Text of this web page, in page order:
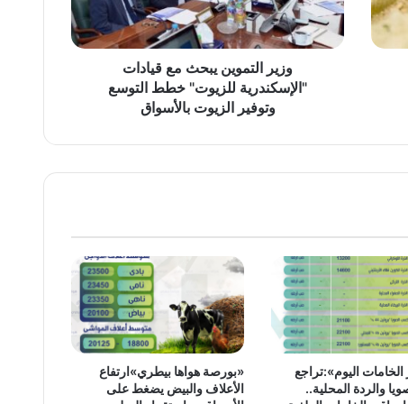
للزيوت"
خطط
التوسع
وزير التموين يبحث مع قيادات
"الإسكندرية للزيوت" خطط التوسع
وتوفير الزيوت بالأسواق
اليوم»:تراجع
والردة المحلية..
«بورصة هواها بيطري»ارتفاع
الأعلاف والبيض يضغط على